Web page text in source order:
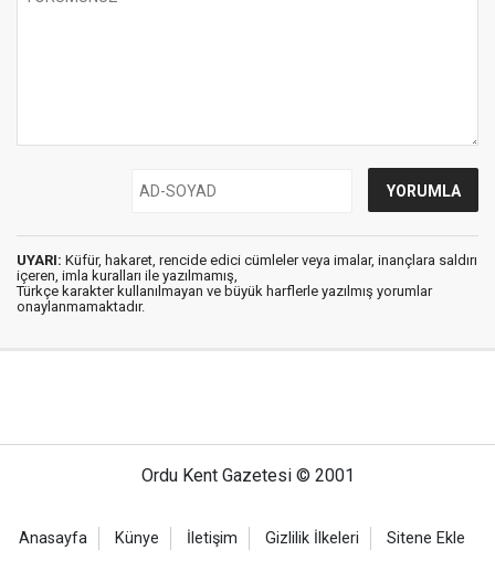
UYARI: Küfür, hakaret, rencide edici cümleler veya imalar, inançlara saldırı
içeren, imla kuralları ile yazılmamış,
Türkçe karakter kullanılmayan ve büyük harflerle yazılmış yorumlar
onaylanmamaktadır.
Ordu Kent Gazetesi © 2001
Anasayfa Künye İletişim Gizlilik İlkeleri Sitene Ekle